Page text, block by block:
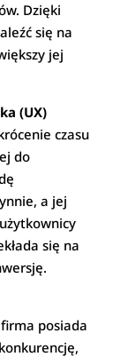
Dzięki
się na
jej
(UX)
czasu
do
a jej
się na
posiada